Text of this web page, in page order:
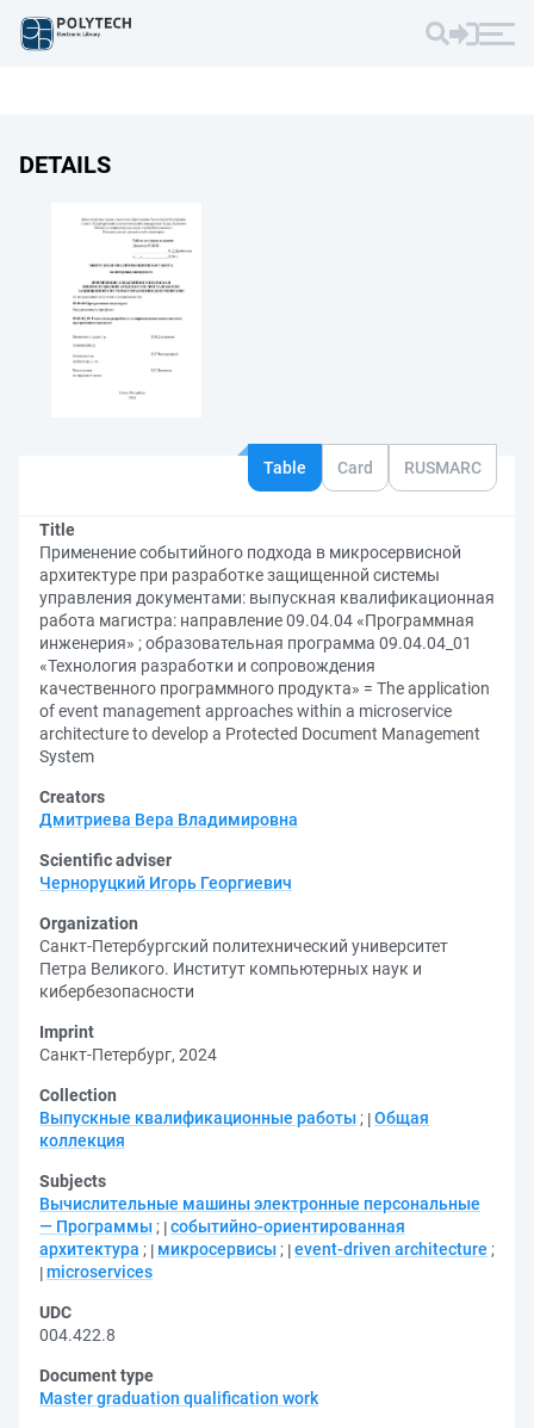
DETAILS
Table Card RUSMARC
Title
Применение событийного подхода в микросервисной
архитектуре при разработке защищенной системы
управления документами: выпускная квалификационная
работа магистра: направление 09.04.04 «Программная
инженерия» ; образовательная программа 09.04.04_01
«Технология разработки и сопровождения
качественного программного продукта» = The application
of event management approaches within a microservice
architecture to develop a Protected Document Management
System
Creators
Дмитриева Вера Владимировна
Scientific adviser
Черноруцкий Игорь Георгиевич
Organization
Санкт-Петербургский политехнический университет
Петра Великого. Институт компьютерных наук и
кибербезопасности
Imprint
Санкт-Петербург, 2024
Collection
Выпускные квалификационные работы ; Общая
коллекция
Subjects
Вычислительные машины электронные персональные
— Программы ; событийно-ориентированная
архитектура ; микросервисы ; event-driven architecture ;
microservices
UDC
004.422.8
Document type
Master graduation qualification work